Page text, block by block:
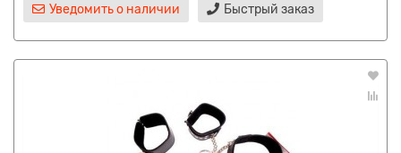
Уведомить о наличии Быстрый заказ